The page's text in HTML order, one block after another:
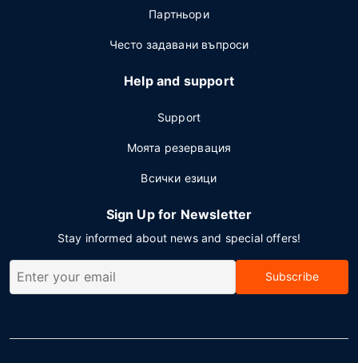
Партньори
Често задавани въпроси
Help and support
Support
Моята резервация
Всички езици
Sign Up for Newsletter
Stay informed about news and special offers!
Subscribe